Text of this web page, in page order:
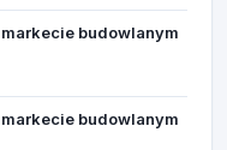
budowlanym
budowlanym